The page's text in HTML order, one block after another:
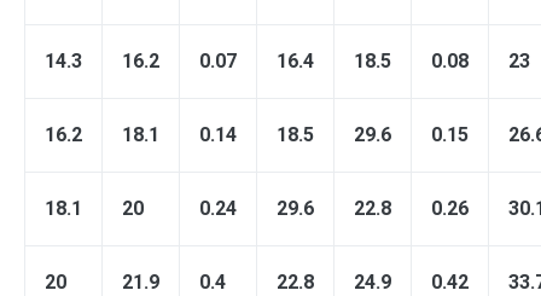
14.3 16.2 0.07 16.4 18.5 0.08 23
16.2 18.1 0.14 18.5 29.6 0.15
18.1 20 0.24 29.6 22.8 0.26
20 21.9 0.4 22.8 24.9 0.42